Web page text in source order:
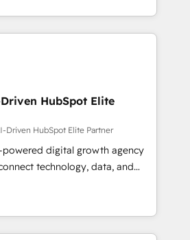
thousands of successful
mid-market and enterprise
and AI to design connected
scalable revenue
spans RevOps, CRM and data
and strategic marketing,
proprietary FLAIR framework
HubSpot Elite
and technology to help
smarter and grow stronger.
HubSpot Elite
Driven HubSpot Elite Partner
powered digital growth agency
technology, data, and
measurable results. Founded in
across Spain, LATAM, and
global companies in building
and customer success